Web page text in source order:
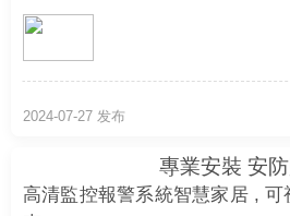
微信：simpleaccounting
地址：7/1 william pickering
2024-07-27 发布
專業安裝 安
高清監控報警系統智慧家居 ,